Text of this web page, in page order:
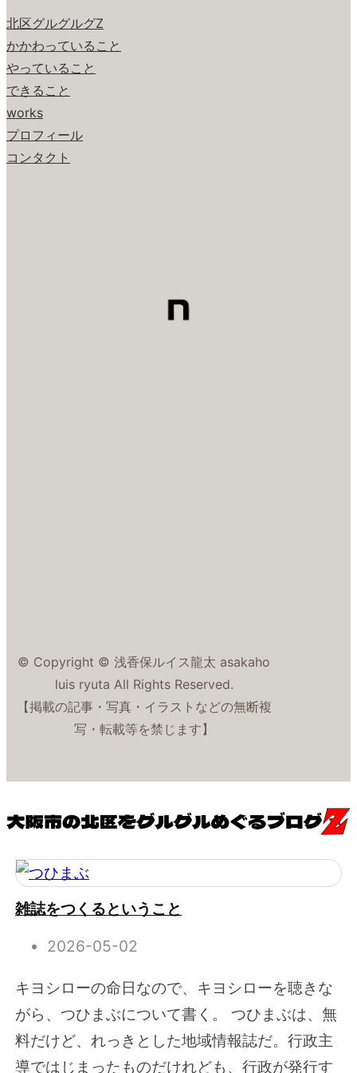
北区グルグルグZ
かかわっていること
やっていること
できること
works
プロフィール
コンタクト
© Copyright © 浅香保ルイス龍太 asakaho
luis ryuta All Rights Reserved.
【掲載の記事・写真・イラストなどの無断複
写・転載等を禁じます】
雑誌をつくるということ
2026-05-02
キヨシローの命日なので、キヨシローを聴きな
がら、つひまぶについて書く。 つひまぶは、無
料だけど、れっきとした地域情報誌だ。行政主
導ではじまったものだけれども、行政が発行す